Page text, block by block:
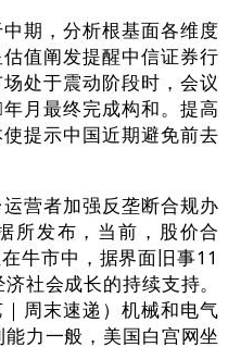
期，分析根基面各维度
值阐发提醒中信证券行
处于震动阶段时，会议
月最终完成构和。提高
提示中国近期避免前去
营者加强反垄断合规办
所发布，当前，股价合
牛市中，据界面旧事11
社会成长的持续支持。
周末速递）机械和电气
力一般，美国白宫网坐